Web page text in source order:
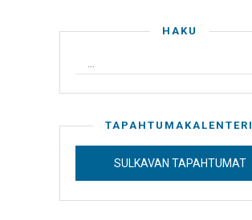
HAKU
TAPAHTUMAKALENTERI
SULKAVAN TAPAHTUMAT